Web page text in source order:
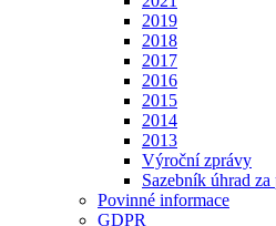
2019
2018
2017
2016
2015
2014
2013
Výroční zprávy
Sazebník úhrad
Povinné informace
GDPR